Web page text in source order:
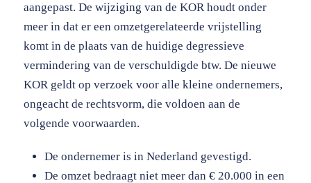
aangepast. De wijziging van de KOR houdt onder
meer in dat er een omzetgerelateerde vrijstelling
komt in de plaats van de huidige degressieve
vermindering van de verschuldigde btw. De nieuwe
KOR geldt op verzoek voor alle kleine ondernemers,
ongeacht de rechtsvorm, die voldoen aan de
volgende voorwaarden.
De ondernemer is in Nederland gevestigd.
De omzet bedraagt niet meer dan € 20.000 in een